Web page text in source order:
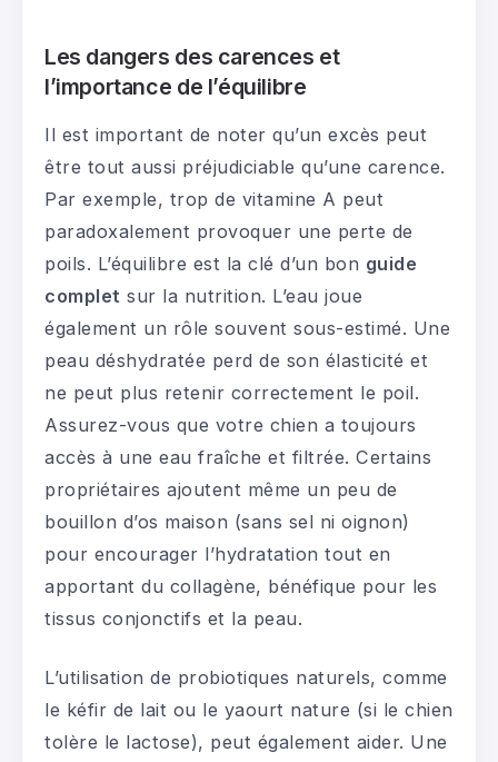
Les dangers des carences et
l’importance de l’équilibre
Il est important de noter qu’un excès peut
être tout aussi préjudiciable qu’une carence.
Par exemple, trop de vitamine A peut
paradoxalement provoquer une perte de
poils. L’équilibre est la clé d’un bon guide
complet sur la nutrition. L’eau joue
également un rôle souvent sous-estimé. Une
peau déshydratée perd de son élasticité et
ne peut plus retenir correctement le poil.
Assurez-vous que votre chien a toujours
accès à une eau fraîche et filtrée. Certains
propriétaires ajoutent même un peu de
bouillon d’os maison (sans sel ni oignon)
pour encourager l’hydratation tout en
apportant du collagène, bénéfique pour les
tissus conjonctifs et la peau.
L’utilisation de probiotiques naturels, comme
le kéfir de lait ou le yaourt nature (si le chien
tolère le lactose), peut également aider. Une